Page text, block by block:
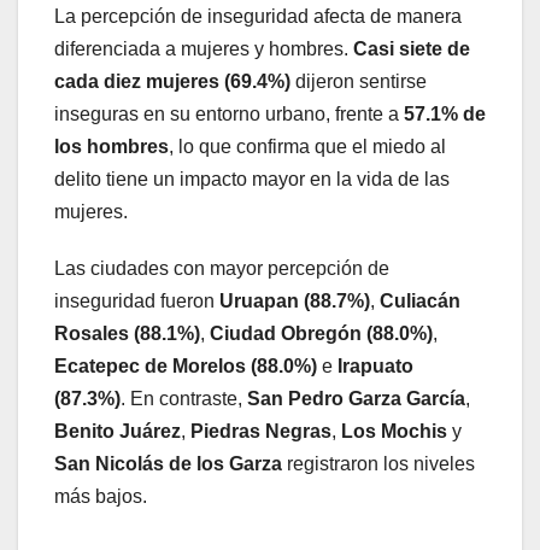
La percepción de inseguridad afecta de manera
diferenciada a mujeres y hombres. Casi siete de
cada diez mujeres (69.4%) dijeron sentirse
inseguras en su entorno urbano, frente a 57.1% de
los hombres, lo que confirma que el miedo al
delito tiene un impacto mayor en la vida de las
mujeres.
Las ciudades con mayor percepción de
inseguridad fueron Uruapan (88.7%), Culiacán
Rosales (88.1%), Ciudad Obregón (88.0%),
Ecatepec de Morelos (88.0%) e Irapuato
(87.3%). En contraste, San Pedro Garza García,
Benito Juárez, Piedras Negras, Los Mochis y
San Nicolás de los Garza registraron los niveles
más bajos.